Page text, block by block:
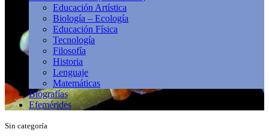
Educación Artística
Biología – Ecología
Educación Física
Tecnología
Filosofía
Historia
Lenguaje
Matemáticas
Biografías
Efemérides
Sin categoría